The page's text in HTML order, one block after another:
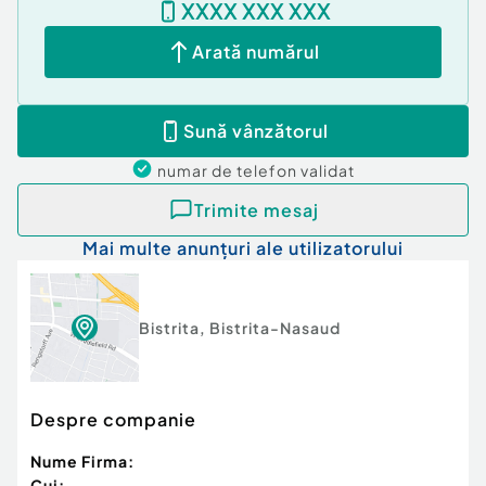
Posibilitate parcare: NuXXXX XXX XXX
Arată numărul
Sună vânzătorul
numar de telefon validat
Trimite mesaj
Mai multe anunțuri ale utilizatorului
Bistrita, Bistrita-Nasaud
Despre companie
Nume Firma: